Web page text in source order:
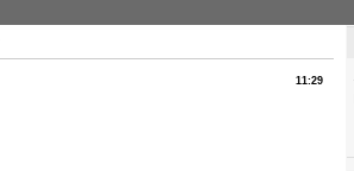
11:29